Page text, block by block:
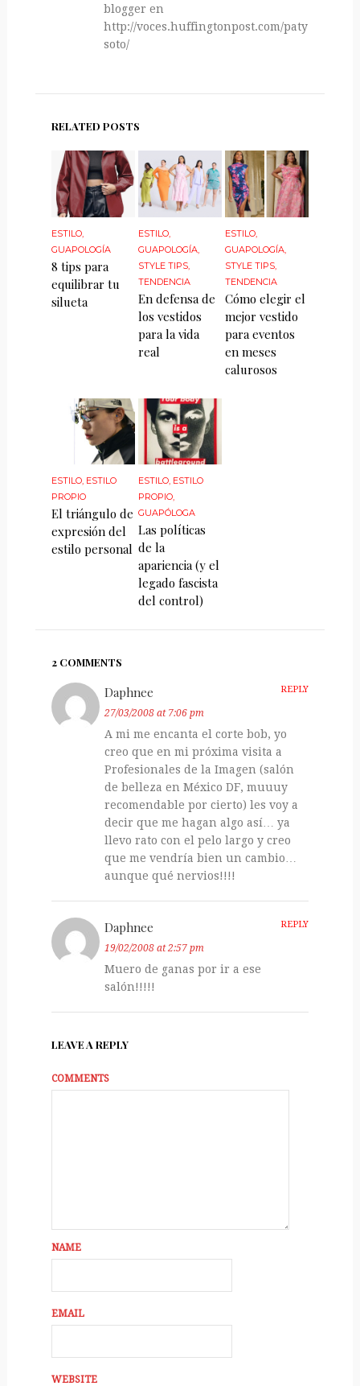
blogger en
http://voces.huffingtonpost.com/paty-
soto/
RELATED POSTS
ESTILO,
GUAPOLOGÍA
8 tips para
equilibrar tu
silueta
ESTILO
GUAPOLOGÍA
STYLE TIPS
TENDENCIA
En defensa de
los vestidos
para la vida
real
ESTILO
GUAPOLOGÍA
STYLE TIPS
TENDENCIA
Cómo elegir el
mejor vestido
para eventos
en meses
calurosos
ESTILO, ESTILO
PROPIO
El triángulo de
expresión del
estilo personal
ESTILO, ESTILO
PROPIO,
GUAPÓLOGA
Las políticas
de la
apariencia (y el
legado fascista
del control)
2 COMMENTS
Daphnee REPLY
27/03/2008 at 7:06 pm
A mi me encanta el corte bob, yo
creo que en mi próxima visita a
Profesionales de la Imagen (salón
de belleza en México DF, muuuy
recomendable por cierto) les voy a
decir que me hagan algo así… ya
llevo rato con el pelo largo y creo
que me vendría bien un cambio…
aunque qué nervios!!!!
Daphnee REPLY
19/02/2008 at 2:57 pm
Muero de ganas por ir a ese
salón!!!!!
LEAVE A REPLY
COMMENTS
NAME
EMAIL
WEBSITE